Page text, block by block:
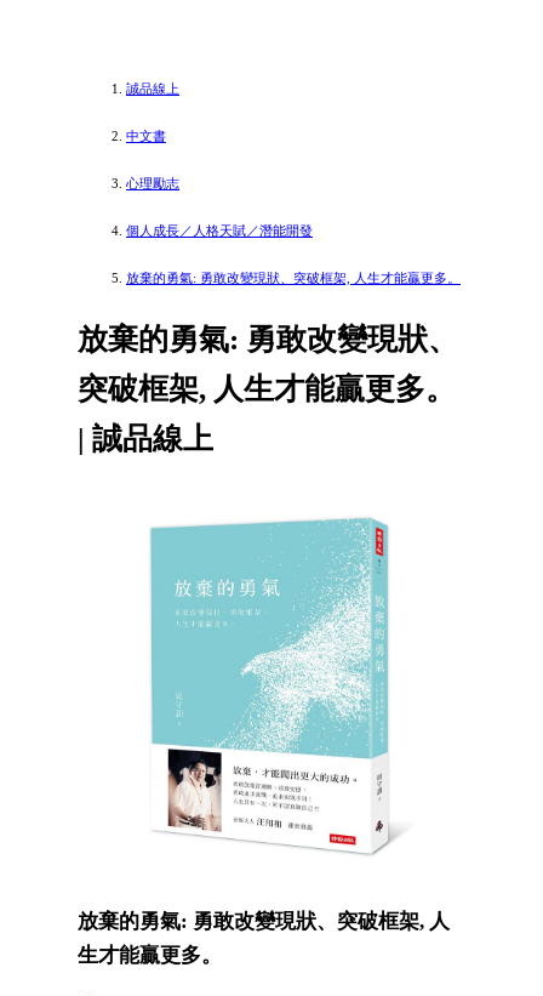
誠品線上
中文書
心理勵志
個人成長／人格天賦／潛能開發
放棄的勇氣: 勇敢改變現狀、突破框架, 人生才能贏更多。
放棄的勇氣: 勇敢改變現狀、
突破框架, 人生才能贏更多。
| 誠品線上
放棄的勇氣: 勇敢改變現狀、突破框架, 人
生才能贏更多。